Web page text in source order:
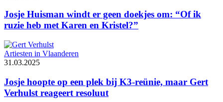
Josje Huisman windt er geen doekjes om: “Of ik
ruzie heb met Karen en Kristel?”
Artiesten in Vlaanderen
31.03.2025
Josje hoopte op een plek bij K3-reünie, maar Gert
Verhulst reageert resoluut